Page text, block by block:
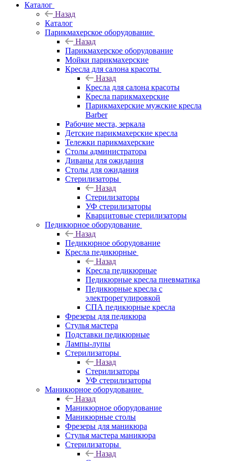
Каталог
Назад
Каталог
Парикмахерское оборудование
Назад
Парикмахерское оборудование
Мойки парикмахерские
Кресла для салона красоты
Назад
Кресла для салона красоты
Кресла парикмахерские
Парикмахерские мужские кресла
Barber
Рабочие места, зеркала
Детские парикмахерские кресла
Тележки парикмахерские
Столы администратора
Диваны для ожидания
Столы для ожидания
Стерилизаторы
Назад
Стерилизаторы
УФ стерилизаторы
Кварцитовые стерилизаторы
Педикюрное оборудование
Назад
Педикюрное оборудование
Кресла педикюрные
Назад
Кресла педикюрные
Педикюрные кресла пневматика
Педикюрные кресла с
электрорегулировкой
СПА педикюрные кресла
Фрезеры для педикюра
Стулья мастера
Подставки педикюрные
Лампы-лупы
Стерилизаторы
Назад
Стерилизаторы
УФ стерилизаторы
Маникюрное оборудование
Назад
Маникюрное оборудование
Маникюрные столы
Фрезеры для маникюра
Стулья мастера маникюра
Стерилизаторы
Назад